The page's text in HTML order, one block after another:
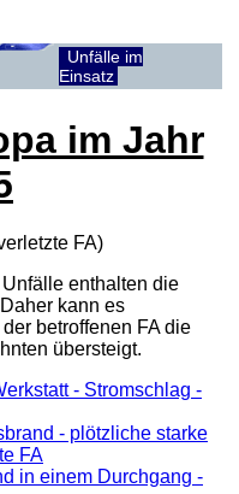
Unfälle im
Einsatz
im Jahr
FA)
enthalten die
kann es
betroffenen FAdie
übersteigt.
- Stromschlag -
- plötzliche starke
FA
in einem Durchgang -